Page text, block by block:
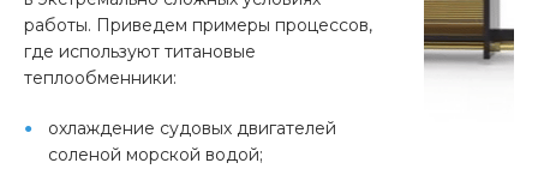
работы. Приведем примеры процессов,
где используют титановые
теплообменники:
охлаждение судовых двигателей
соленой морской водой;